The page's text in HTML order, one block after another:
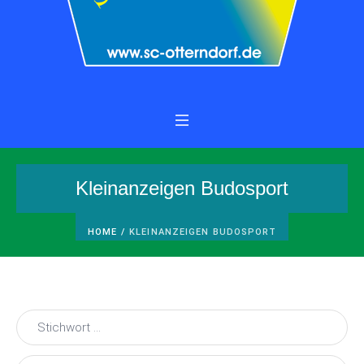
Kleinanzeigen Budosport
HOME / KLEINANZEIGEN BUDOSPORT